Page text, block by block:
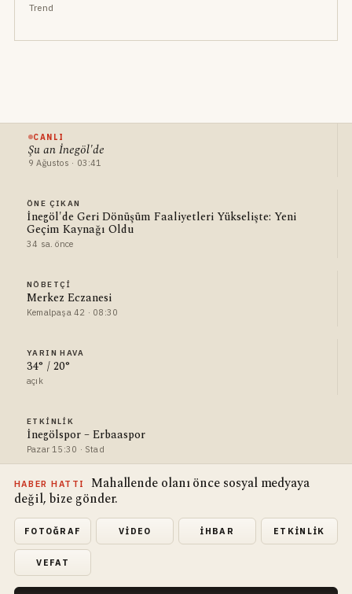
Trend
CANLI
Şu an İnegöl'de
9 Ağustos · 03:41
ÖNE ÇIKAN
İnegöl'de Geri Dönüşüm Faaliyetleri Yükselişte: Yeni
Geçim Kaynağı Oldu
34 sa. önce
NÖBETÇI
Merkez Eczanesi
Kemalpaşa 42 · 08:30
YARIN HAVA
34° / 20°
açık
ETKINLIK
İnegölspor – Erbaaspor
Pazar 15:30 · Stad
HABER HATTI
Mahallende olanı önce sosyal medyaya
değil, bize gönder.
FOTOĞRAF VIDEO İHBAR ETKINLIK
VEFAT